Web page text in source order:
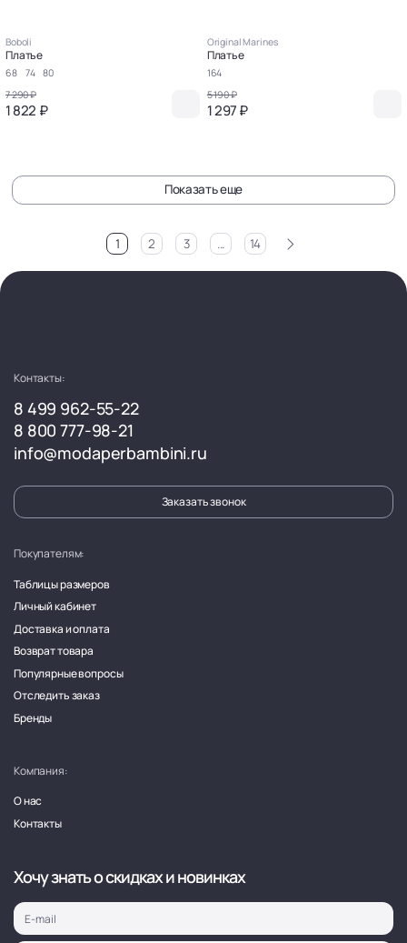
Boboli
Платье
68 74
80
7 290 ₽
1 822 ₽
Original Marines
Платье
164
5 190 ₽
1 297 ₽
Показать еще
1 2 3 ... 14 >
Контакты:
8 499 962-55-22
8 800 777-98-21
info@modaperbambini.ru
Заказать звонок
Покупателям:
Таблицы размеров
Личный кабинет
Доставка и оплата
Возврат товара
Популярные вопросы
Отследить заказ
Бренды
Компания:
О нас
Контакты
Хочу знать о скидках и новинках